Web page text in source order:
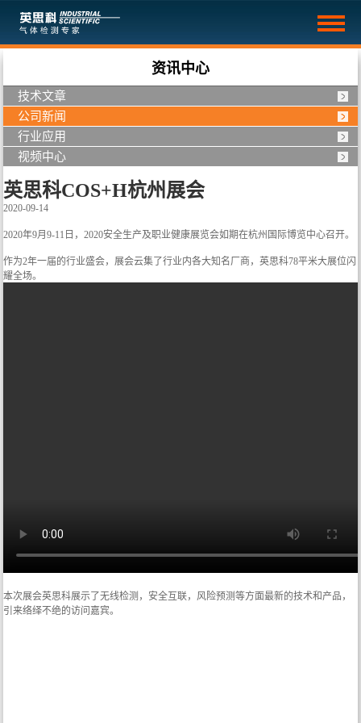
资讯中心
技术文章
公司新闻
行业应用
视频中心
英思科COS+H杭州展会
2020-09-14
2020年9月9-11日，2020安全生产及职业健康展览会如期在杭州国际博览中心召开。
作为2年一届的行业盛会，展会云集了行业内各大知名厂商，英思科78平米大展位闪
耀全场。
本次展会英思科展示了无线检测，安全互联，风险预测等方面最新的技术和产品，
引来络绎不绝的访问嘉宾。